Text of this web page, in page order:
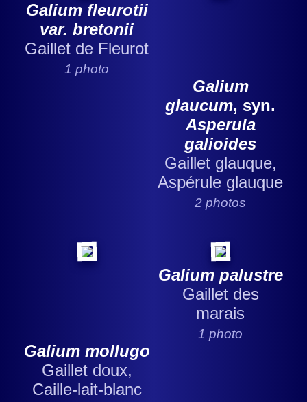
Galium fleurotii
var. bretonii
Gaillet de Fleurot
1 photo
Galium
glaucum, syn.
Asperula
galioides
Gaillet glauque,
Aspérule glauque
2 photos
Galium mollugo
Gaillet doux,
Caille-lait-blanc
Galium palustre
Gaillet des
marais
1 photo